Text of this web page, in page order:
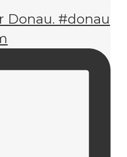
Donau. #donau